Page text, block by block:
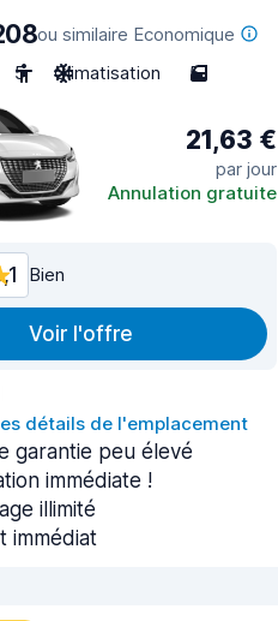
ou similaire Economique
5 Climatisation 5
21,63 €
par jour
Annulation gratuite
Bien
Voir l'offre
détails de l'emplacement
garantie peu élevé
immédiate !
illimité
immédiat